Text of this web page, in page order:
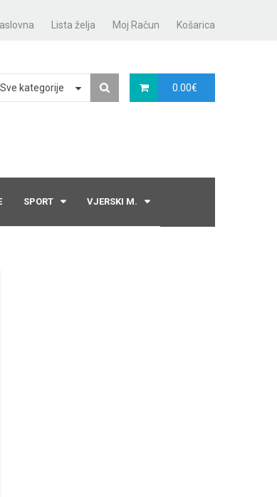
Lista želja Moj Račun Košarica
0.00€
Sve kategorije
SPORT VJERSKI M.